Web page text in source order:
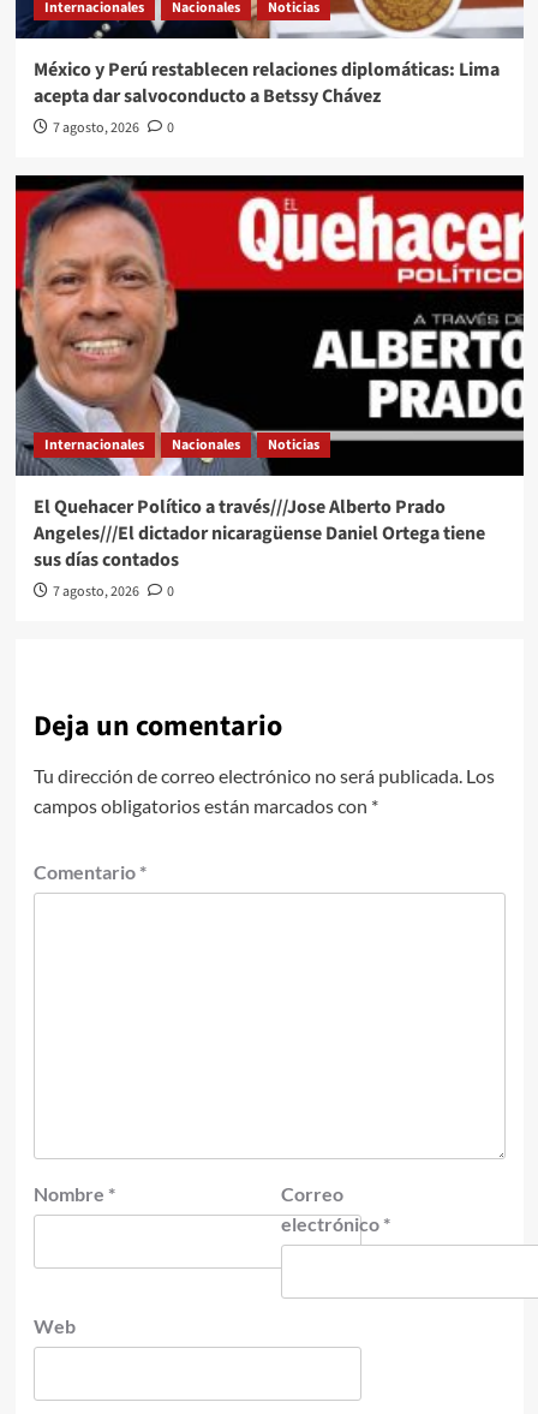
Internacionales Nacionales Noticias
México y Perú restablecen relaciones diplomáticas: Lima
acepta dar salvoconducto a Betssy Chávez
7 agosto, 2026 0
Internacionales Nacionales Noticias
El Quehacer Político a través///Jose Alberto Prado
Angeles///El dictador nicaragüense Daniel Ortega tiene
sus días contados
7 agosto, 2026 0
Deja un comentario
Tu dirección de correo electrónico no será publicada. Los
campos obligatorios están marcados con *
Comentario *
Nombre *
Correo
electrónico *
Web